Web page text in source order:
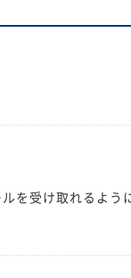
を受け取れるよう